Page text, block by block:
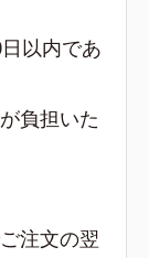
以内であ
負担いた
注文の翌